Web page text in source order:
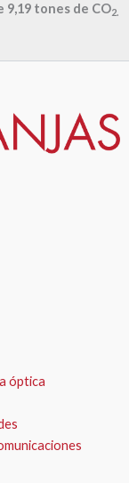
9,19 tones de CO2.
óptica